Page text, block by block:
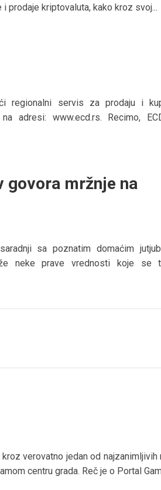
prodaje kriptovaluta, kako kroz svoj...
regionalni servis za prodaju i
adresi: www.ecd.rs. Recimo,
govora mržnje na
sa poznatim domaćim
neke prave vrednosti koje se
verovatno jedan od najzanimljivih
centru grada. Reč je o Portal